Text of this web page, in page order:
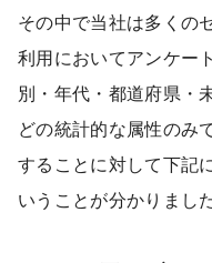
その中で当社は多くの
利用においてアンケー
別・年代・都道府県・
どの統計的な属性のみ
することに対して下記
いうことが分かりました